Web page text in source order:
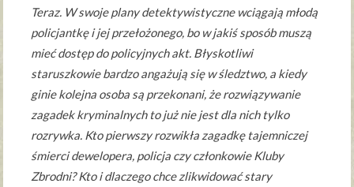
Teraz. W swoje plany detektywistyczne wciągają młodą
policjantkę i jej przełożonego, bo w jakiś sposób muszą
mieć dostęp do policyjnych akt. Błyskotliwi
staruszkowie bardzo angażują się w śledztwo, a kiedy
ginie kolejna osoba są przekonani, że rozwiązywanie
zagadek kryminalnych to już nie jest dla nich tylko
rozrywka. Kto pierwszy rozwikła zagadkę tajemniczej
śmierci dewelopera, policja czy członkowie Kluby
Zbrodni? Kto i dlaczego chce zlikwidować stary